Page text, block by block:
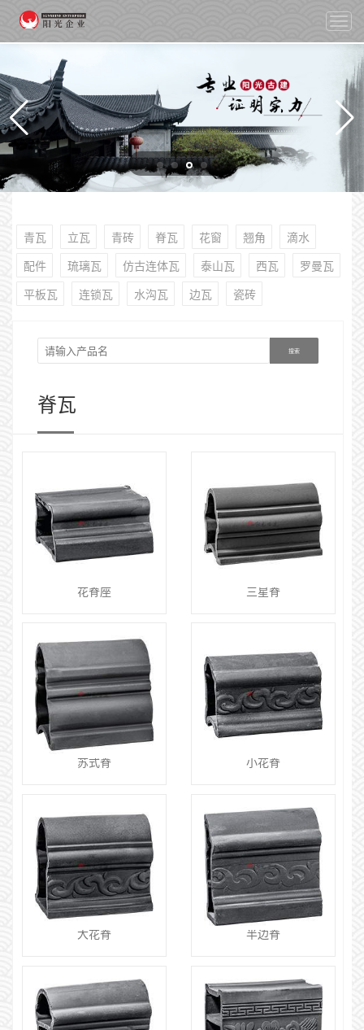
切
换
青瓦 立瓦 青砖 脊瓦 花窗 翘角
滴水
配件
琉璃瓦 仿古连体瓦 泰山瓦 西瓦
罗曼瓦
平板瓦
连锁瓦 水沟瓦 边瓦 瓷砖
搜索
脊瓦
花脊座 三星脊
苏式脊 小花脊
大花脊 半边脊